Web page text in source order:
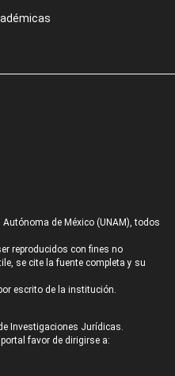
de México (UNAM), todos
reproducidos con fines no
se cite la fuente completa y su
escrito de la institución.
Investigaciones Jurídicas.
favor de dirigirse a: